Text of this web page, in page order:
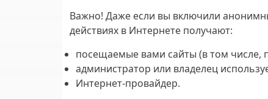
Важно! Даже если вы включили
действиях в Интернете получают:
посещаемые вами сайты (в том числе,
администратор или владелец
Интернет-провайдер.